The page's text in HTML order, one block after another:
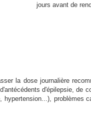
jours avant de
la dose journalière
d'épilepsie, de
problèmes